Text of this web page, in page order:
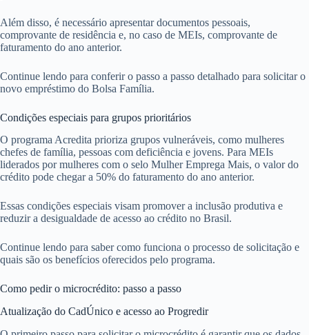
Além disso, é necessário apresentar documentos pessoais,
comprovante de residência e, no caso de MEIs, comprovante de
faturamento do ano anterior.
Continue lendo para conferir o passo a passo detalhado para solicitar o
novo empréstimo do Bolsa Família.
Condições especiais para grupos prioritários
O programa Acredita prioriza grupos vulneráveis, como mulheres
chefes de família, pessoas com deficiência e jovens. Para MEIs
liderados por mulheres com o selo Mulher Emprega Mais, o valor do
crédito pode chegar a 50% do faturamento do ano anterior.
Essas condições especiais visam promover a inclusão produtiva e
reduzir a desigualdade de acesso ao crédito no Brasil.
Continue lendo para saber como funciona o processo de solicitação e
quais são os benefícios oferecidos pelo programa.
Como pedir o microcrédito: passo a passo
Atualização do CadÚnico e acesso ao Progredir